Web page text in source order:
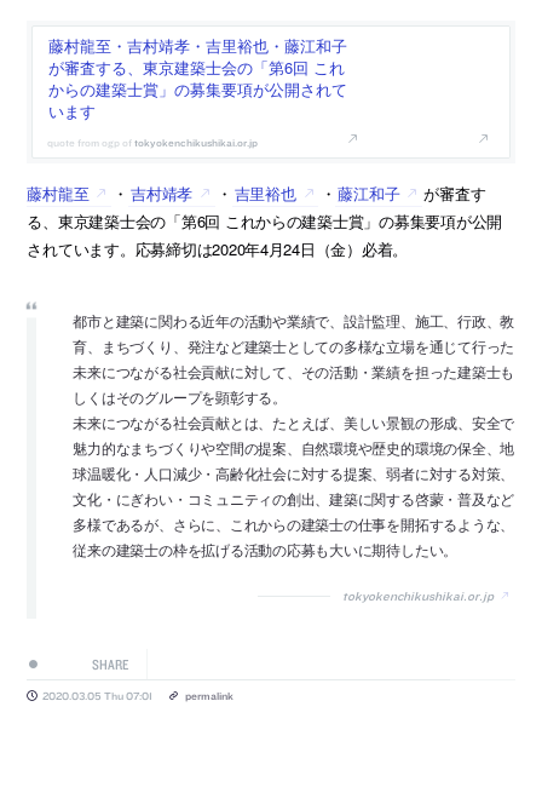
藤村龍至・吉村靖孝・吉里裕也・藤江和子
が審査する、東京建築士会の「第6回 これ
からの建築士賞」の募集要項が公開されて
います
tokyokenchikushikai.or.jp
藤村龍至 ・ 吉村靖孝 ・ 吉里裕也 ・ 藤江和子
が審査す
る、東京建築士会の「第6回 これからの建築士賞」の募集要項が公開
されています。応募締切は2020年4月24日（金）必着。
都市と建築に関わる近年の活動や業績で、設計監理、施工、行政、教
育、まちづくり、発注など建築士としての多様な立場を通じて行った
未来につながる社会貢献に対して、その活動・業績を担った建築士も
しくはそのグループを顕彰する。
未来につながる社会貢献とは、たとえば、美しい景観の形成、安全で
魅力的なまちづくりや空間の提案、自然環境や歴史的環境の保全、地
球温暖化・人口減少・高齢化社会に対する提案、弱者に対する対策、
文化・にぎわい・コミュニティの創出、建築に関する啓蒙・普及など
多様であるが、さらに、これからの建築士の仕事を開拓するような、
従来の建築士の枠を拡げる活動の応募も大いに期待したい。
tokyokenchikushikai.or.jp
SHARE
2020.03.05 Thu 07:01 permalink